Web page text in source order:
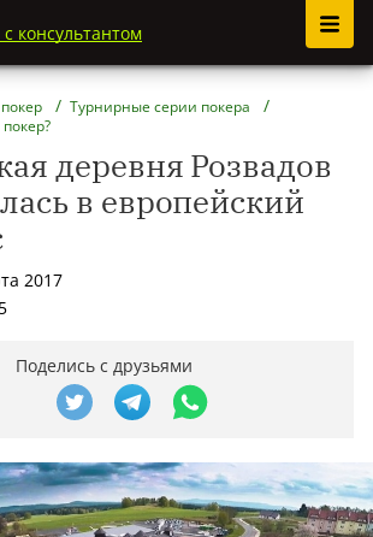
консультантом
Турнирные серии покера
деревня Розвадов
в европейский
2017
Поделись с друзьями